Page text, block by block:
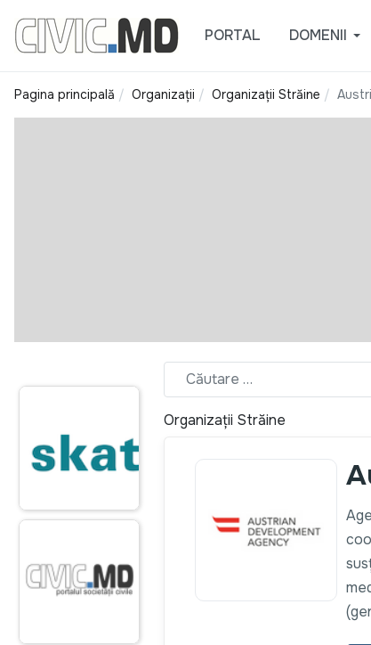
PORTAL DOMENII
Pagina principală Organizații Organizații Străine
Organizații Străine